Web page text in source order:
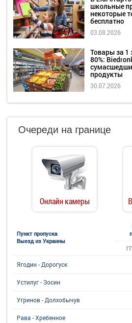
школьные
некоторые
бесплатно
03.08.2026
Товары за 1
80%:
продукты
30.07.2026
Очереди на границе
Онлайн камеры
Пункт пропуска
Выезд из Украины
Ягодин - Дорогуск
Устилуг - Зосин
Угринов - Долхобычув
Рава - Хребенное